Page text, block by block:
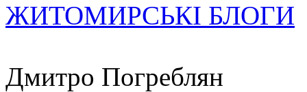
ЖИТОМИРСЬКІ БЛОГИ
Дмитро Погреблян